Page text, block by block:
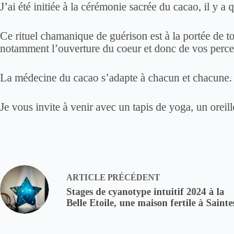
J’ai été initiée à la cérémonie sacrée du cacao, il y a
Ce rituel chamanique de guérison est à la portée de
notamment l’ouverture du coeur et donc de vos
La médecine du cacao s’adapte à chacun et
Je vous invite à venir avec un tapis de yoga, un
ARTICLE PRÉCÉDENT
Stages de cyanotype intuitif 2024 à la
Belle Etoile, une maison fertile à